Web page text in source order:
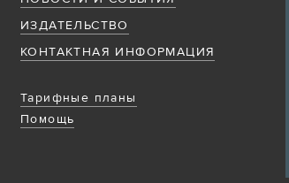
ИЗДАТЕЛЬСТВО
КОНТАКТНАЯ ИНФОРМАЦИЯ
Тарифные планы
Помощь